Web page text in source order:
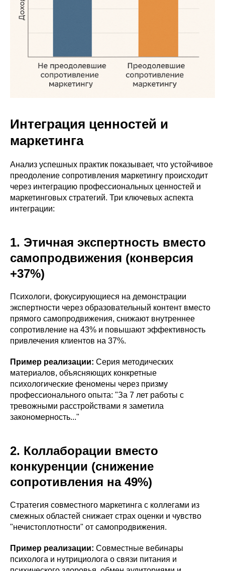
Интеграция ценностей и
маркетинга
Анализ успешных практик показывает, что устойчивое
преодоление сопротивления маркетингу происходит
через интеграцию профессиональных ценностей и
маркетинговых стратегий. Три ключевых аспекта
интеграции:
1. Этичная экспертность вместо
самопродвижения (конверсия
+37%)
Психологи, фокусирующиеся на демонстрации
экспертности через образовательный контент вместо
прямого самопродвижения, снижают внутреннее
сопротивление на 43% и повышают эффективность
привлечения клиентов на 37%.
Пример реализации: Серия методических
материалов, объясняющих конкретные
психологические феномены через призму
профессионального опыта: "За 7 лет работы с
тревожными расстройствами я заметила
закономерность..."
2. Коллаборации вместо
конкуренции (снижение
сопротивления на 49%)
Стратегия совместного маркетинга с коллегами из
смежных областей снижает страх оценки и чувство
"нечистоплотности" от самопродвижения.
Пример реализации: Совместные вебинары
психолога и нутрициолога о связи питания и